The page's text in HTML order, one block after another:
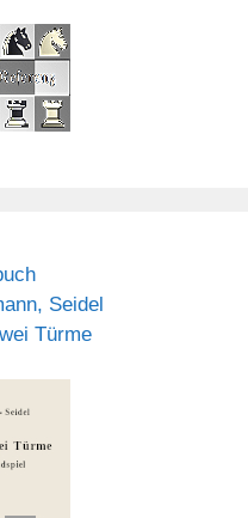
Seidel
Türme